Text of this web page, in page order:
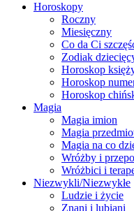
Horoskopy
Roczny
Miesięczny
Co da Ci
Zodiak
Horoskop
Horoskop
Horoskop
Magia
Magia imion
Magia
Magia na co
Wróżby i
Wróżbici i
Niezwykli/Niezwykłe
Ludzie i życie
Znani i lubiani